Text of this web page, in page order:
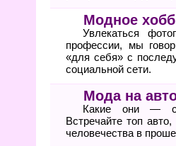
Модное
Увлекаться
профессии, мы
«для себя» с
социальной сети.
Мода на
Какие они —
Встречайте топ
человечества в